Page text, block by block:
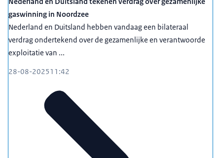
gaswinning in Noordzee
Nederland en Duitsland hebben vandaag een bilateraal
verdrag ondertekend over de gezamenlijke en verantwoorde
exploitatie van ...
28-08-202511:42